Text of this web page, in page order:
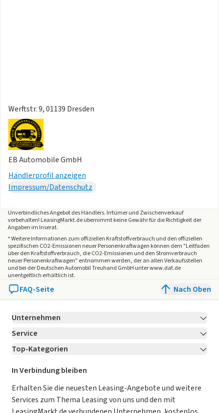
Werftstr. 9, 01139 Dresden
EB Automobile GmbH
Händlerprofil anzeigen
Impressum/Datenschutz
Unverbindliches Angebot desHändlers. Irrtümer und Zwischenverkauf
vorbehalten! LeasingMarkt.de übernimmt keine Gewähr für die Richtigkeit der
Angaben im Inserat.
* Weitere Informationen zum offiziellen Kraftstoffverbrauch und den offiziellen
spezifischen CO2-Emissionen neuer Personenkraftwagen können dem "Leitfaden
über den Kraftstoffverbrauch, die CO2-Emissionen und den Stromverbrauch
neuer Personenkraftwagen" entnommen werden, der an allen Verkaufsstellen
und bei der Deutschen Automobil Treuhand GmbH unter www.dat.de
unentgeltlich erhältlich ist.
FAQ-Seite Nach Oben
Unternehmen
Über LeasingMarkt.de
Karriere Jetzt bewerben!
Für Händler
Kooperation mit AutoScout24
AGB
Service
Kontakt
Ratgeber
Magazin
Datenschutz-Einstellungen
Top-Kategorien
Leasing Deals
Gebrauchtwagen Leasing
Leasing ohne Anzahlung
In Verbindung bleiben
Erhalten Sie die neuesten Leasing-Angebote und weitere
Services zum Thema Leasing von uns und den mit